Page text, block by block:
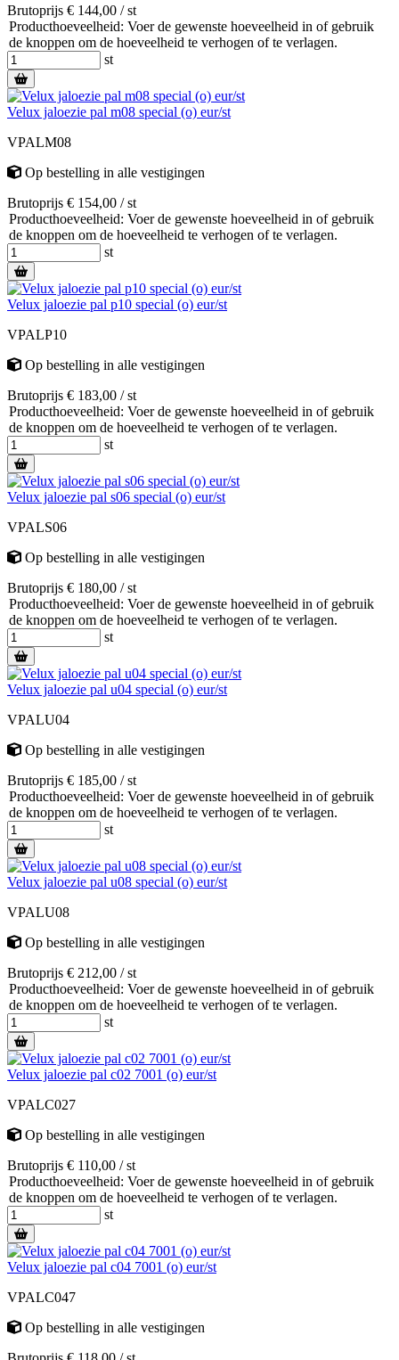
Brutoprijs € 144,00 / st
Producthoeveelheid: Voer de gewenste hoeveelheid in of gebruik
de knoppen om de hoeveelheid te verhogen of te verlagen.
st
Velux jaloezie pal m08 special (o) eur/st
VPALM08
Op bestelling in alle vestigingen
Brutoprijs € 154,00 / st
Producthoeveelheid: Voer de gewenste hoeveelheid in of gebruik
de knoppen om de hoeveelheid te verhogen of te verlagen.
st
Velux jaloezie pal p10 special (o) eur/st
VPALP10
Op bestelling in alle vestigingen
Brutoprijs € 183,00 / st
Producthoeveelheid: Voer de gewenste hoeveelheid in of gebruik
de knoppen om de hoeveelheid te verhogen of te verlagen.
st
Velux jaloezie pal s06 special (o) eur/st
VPALS06
Op bestelling in alle vestigingen
Brutoprijs € 180,00 / st
Producthoeveelheid: Voer de gewenste hoeveelheid in of gebruik
de knoppen om de hoeveelheid te verhogen of te verlagen.
st
Velux jaloezie pal u04 special (o) eur/st
VPALU04
Op bestelling in alle vestigingen
Brutoprijs € 185,00 / st
Producthoeveelheid: Voer de gewenste hoeveelheid in of gebruik
de knoppen om de hoeveelheid te verhogen of te verlagen.
st
Velux jaloezie pal u08 special (o) eur/st
VPALU08
Op bestelling in alle vestigingen
Brutoprijs € 212,00 / st
Producthoeveelheid: Voer de gewenste hoeveelheid in of gebruik
de knoppen om de hoeveelheid te verhogen of te verlagen.
st
Velux jaloezie pal c02 7001 (o) eur/st
VPALC027
Op bestelling in alle vestigingen
Brutoprijs € 110,00 / st
Producthoeveelheid: Voer de gewenste hoeveelheid in of gebruik
de knoppen om de hoeveelheid te verhogen of te verlagen.
st
Velux jaloezie pal c04 7001 (o) eur/st
VPALC047
Op bestelling in alle vestigingen